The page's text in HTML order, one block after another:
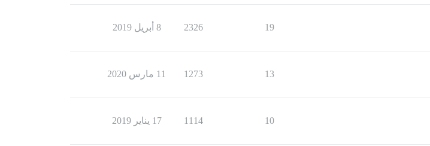
19
2326 8 أبريل 2019
13
1273 11 مارس 2020
10
1114 17 يناير 2019